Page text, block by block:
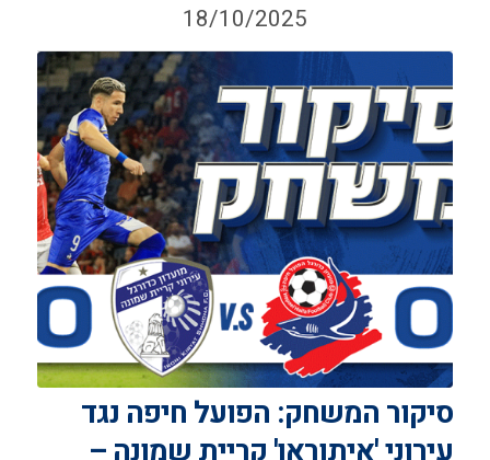
18/10/2025
סיקור המשחק: הפועל חיפה נגד